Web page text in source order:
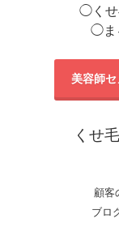
◯くせ
◯ま
美容師
くせ
顧客
ブロ